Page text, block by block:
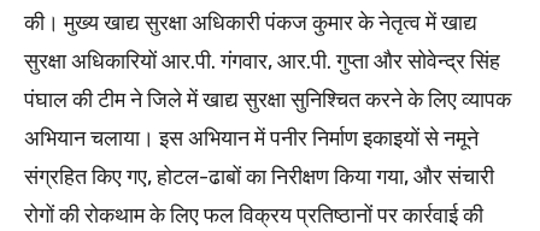
की। मुख्य खाद्य सुरक्षा अधिकारी पंकज कुमार के नेतृत्व में खाद्य
सुरक्षा अधिकारियों आर.पी. गंगवार, आर.पी. गुप्ता और सोवेन्द्र सिंह
पंघाल की टीम ने जिले में खाद्य सुरक्षा सुनिश्चित करने के लिए व्यापक
अभियान चलाया। इस अभियान में पनीर निर्माण इकाइयों से नमूने
संग्रहित किए गए, होटल-ढाबों का निरीक्षण किया गया, और संचारी
रोगों की रोकथाम के लिए फल विक्रय प्रतिष्ठानों पर कार्रवाई की